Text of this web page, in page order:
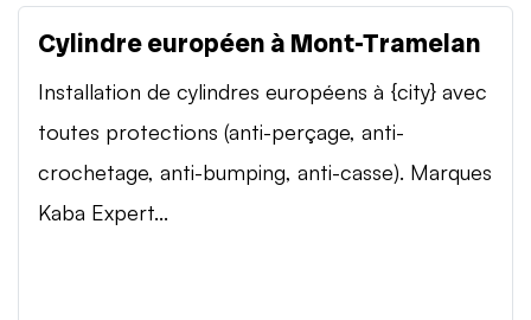
Cylindre européen à Mont-Tramelan
Installation de cylindres européens à {city} avec
toutes protections (anti-perçage, anti-
crochetage, anti-bumping, anti-casse). Marques
Kaba Expert...